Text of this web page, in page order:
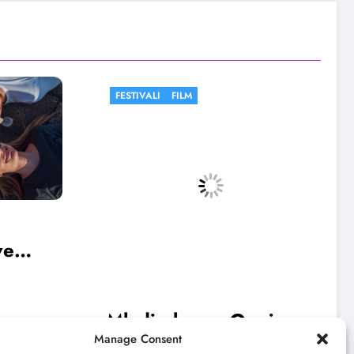
Manage Consent
FESTIVALI
Počinje 33. BELEF:
Pogledajte program